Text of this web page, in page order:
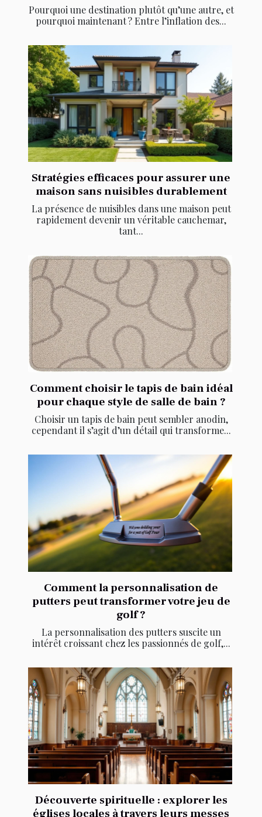
Pourquoi une destination plutôt qu’une autre, et
pourquoi maintenant ? Entre l’inflation des...
Stratégies efficaces pour assurer une
maison sans nuisibles durablement
La présence de nuisibles dans une maison peut
rapidement devenir un véritable cauchemar,
tant...
Comment choisir le tapis de bain idéal
pour chaque style de salle de bain ?
Choisir un tapis de bain peut sembler anodin,
cependant il s’agit d’un détail qui transforme...
Comment la personnalisation de
putters peut transformer votre jeu de
golf ?
La personnalisation des putters suscite un
intérêt croissant chez les passionnés de golf,...
Découverte spirituelle : explorer les
églises locales à travers leurs messes